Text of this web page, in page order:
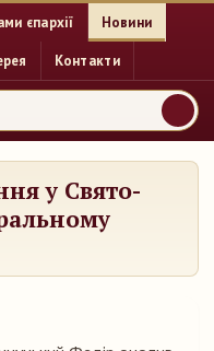
єпархії Новини
Контакти
у Свято-